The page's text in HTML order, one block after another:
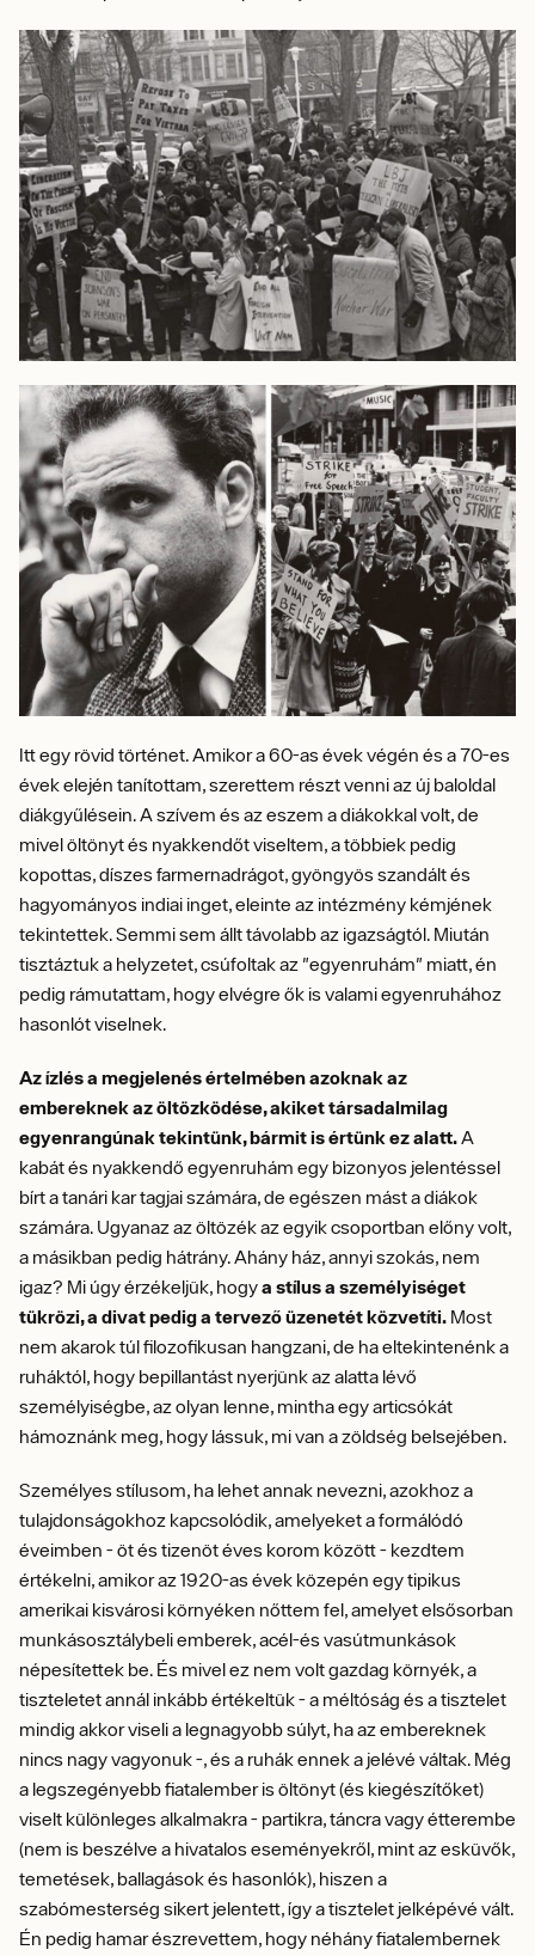
Itt egy rövid történet. Amikor a 60-as évek végén és a 70-es
évek elején tanítottam, szerettem részt venni az új baloldal
diákgyűlésein. A szívem és az eszem a diákokkal volt, de
mivel öltönyt és nyakkendőt viseltem, a többiek pedig
kopottas, díszes farmernadrágot, gyöngyös szandált és
hagyományos indiai inget, eleinte az intézmény kémjének
tekintettek. Semmi sem állt távolabb az igazságtól. Miután
tisztáztuk a helyzetet, csúfoltak az "egyenruhám" miatt, én
pedig rámutattam, hogy elvégre ők is valami egyenruhához
hasonlót viselnek.
Az ízlés a megjelenés értelmében azoknak az
embereknek az öltözködése, akiket társadalmilag
egyenrangúnak tekintünk, bármit is értünk ez alatt.A
kabát és nyakkendő egyenruhám egy bizonyos jelentéssel
bírt a tanári kar tagjai számára, de egészen mást a diákok
számára. Ugyanaz az öltözék az egyik csoportban előny volt,
a másikban pedig hátrány. Ahány ház, annyi szokás, nem
igaz? Mi úgy érzékeljük, hogya stílus a személyiséget
tükrözi, a divat pedig a tervező üzenetét közvetíti. Most
nem akarok túl filozofikusan hangzani, de ha eltekintenénk a
ruháktól, hogy bepillantást nyerjünk az alatta lévő
személyiségbe, az olyan lenne, mintha egy articsókát
hámoznánk meg, hogy lássuk, mi van a zöldség belsejében.
Személyes stílusom, ha lehet annak nevezni, azokhoz a
tulajdonságokhoz kapcsolódik, amelyeket a formálódó
éveimben - öt és tizenöt éves korom között - kezdtem
értékelni, amikor az 1920-as évek közepén egy tipikus
amerikai kisvárosi környéken nőttem fel, amelyet elsősorban
munkásosztálybeli emberek, acél-és vasútmunkások
népesítettek be. És mivel ez nem volt gazdag környék, a
tiszteletet annál inkább értékeltük - a méltóság és a tisztelet
mindig akkor viseli a legnagyobb súlyt, ha az embereknek
nincs nagy vagyonuk -, és a ruhák ennek a jelévé váltak. Még
a legszegényebb fiatalember is öltönyt (és kiegészítőket)
viselt különleges alkalmakra - partikra, táncra vagy étterembe
(nem is beszélve a hivatalos eseményekről, mint az esküvők,
temetések, ballagások és hasonlók), hiszen a
szabómesterség sikert jelentett, így a tisztelet jelképévé vált.
Én pedig hamar észrevettem, hogy néhány fiatalembernek